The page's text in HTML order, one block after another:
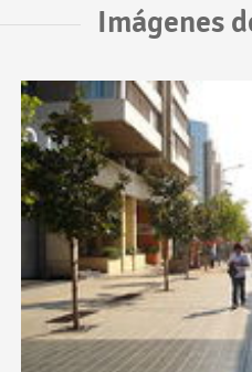
Imágenes